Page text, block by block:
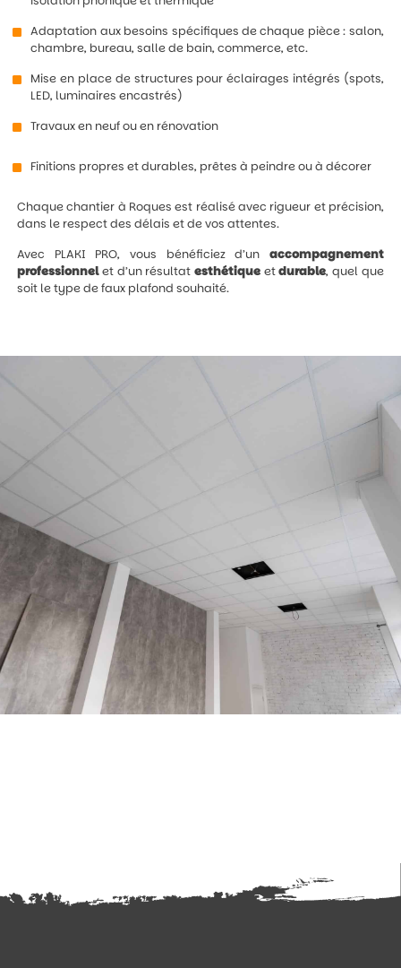
Adaptation aux besoins spécifiques de chaque pièce : salon,
chambre, bureau, salle de bain, commerce, etc.
Mise en place de structures pour éclairages intégrés (spots,
LED, luminaires encastrés)
Travaux en neuf ou en rénovation
Finitions propres et durables, prêtes à peindre ou à décorer
Chaque chantier à Roques est réalisé avec rigueur et précision,
dans le respect des délais et de vos attentes.
Avec PLAKI PRO, vous bénéficiez d’un accompagnement
professionnelet d’un résultat esthétique etdurable, quel que
soit le type de faux plafond souhaité.